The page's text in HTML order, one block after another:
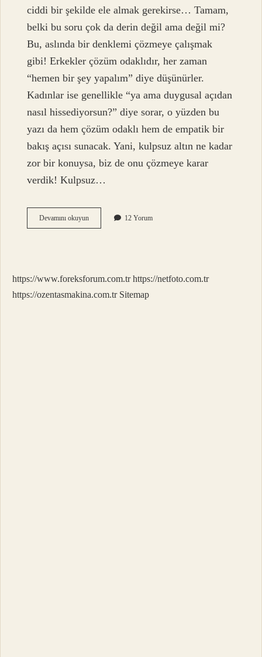
ciddi bir şekilde ele almak gerekirse… Tamam,
belki bu soru çok da derin değil ama değil mi?
Bu, aslında bir denklemi çözmeye çalışmak
gibi! Erkekler çözüm odaklıdır, her zaman
“hemen bir şey yapalım” diye düşünürler.
Kadınlar ise genellikle “ya ama duygusal açıdan
nasıl hissediyorsun?” diye sorar, o yüzden bu
yazı da hem çözüm odaklı hem de empatik bir
bakış açısı sunacak. Yani, kulpsuz altın ne kadar
zor bir konuysa, biz de onu çözmeye karar
verdik! Kulpsuz…
Devamını okuyunKulpsuz
altın
12 Yorum
https://www.foreksforum.com.tr https://netfoto.com.tr
https://ozentasmakina.com.tr Sitemap